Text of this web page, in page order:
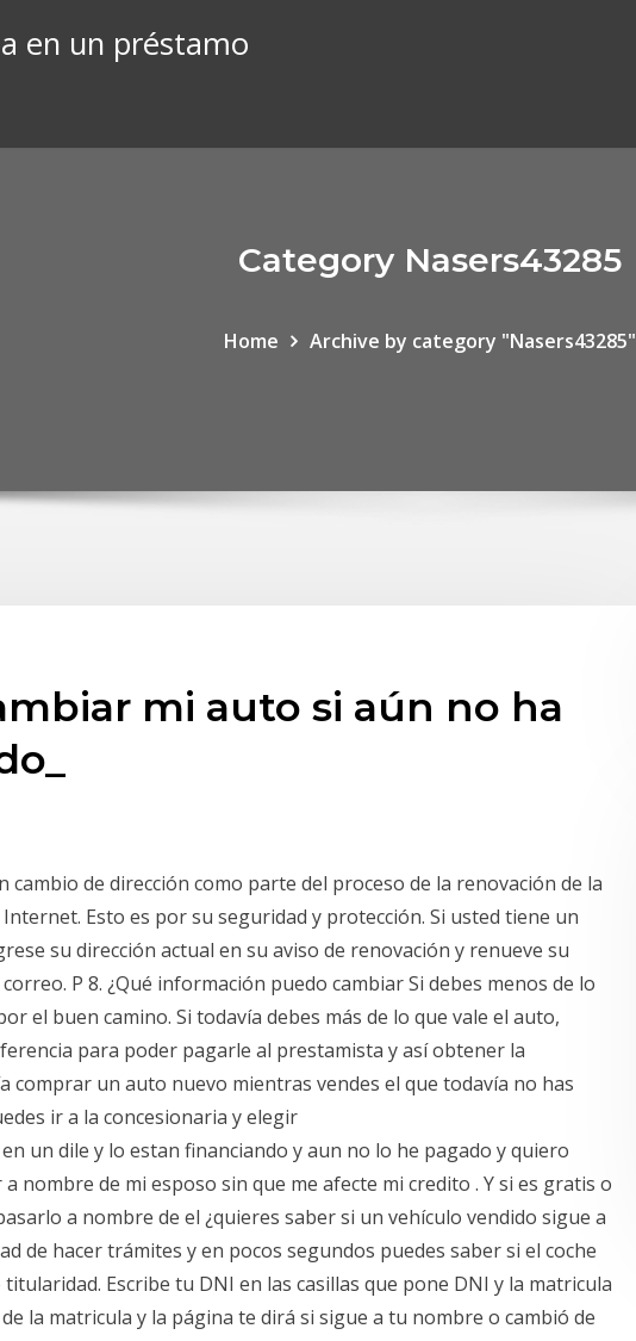
en un préstamo
Category Nasers43285
Home Archive by category "Nasers43285"
mi auto si aún no ha
cambio de dirección como parte del proceso de la renovación de la
Esto es por su seguridad y protección. Si usted tiene un
su dirección actual en su aviso de renovación y renueve su
P 8. ¿Qué información puedo cambiar Si debes menos de lo
el buen camino. Si todavía debes más de lo que vale el auto,
para poder pagarle al prestamista y así obtener la
comprar un auto nuevo mientras vendes el que todavía no has
ir a la concesionaria y elegir
un dile y lo estan financiando y aun no lo he pagado y quiero
nombre de mi esposo sin que me afecte mi credito . Y si es gratis o
a nombre de el ¿quieres saber si un vehículo vendido sigue a
de hacer trámites y en pocos segundos puedes saber si el coche
Escribe tu DNI en las casillas que pone DNI y la matricula
la matricula y la página te dirá si sigue a tu nombre o cambió de